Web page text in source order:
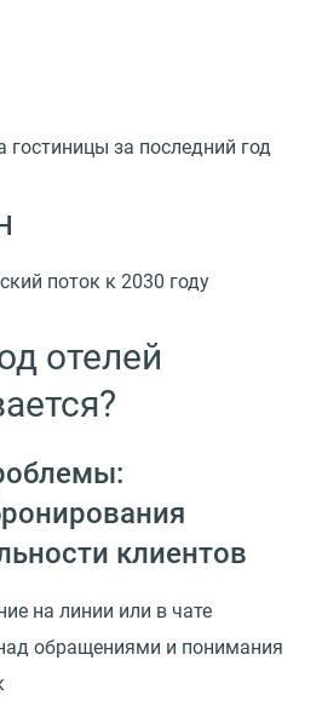
гостиницы за последний год
поток к 2030 году
отелей
клиентов
на линии или в чате
обращениями и понимания